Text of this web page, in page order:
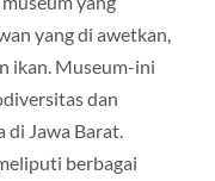
yang di awetkan,
ikan. Museum-ini
dan
Jawa Barat.
berbagai